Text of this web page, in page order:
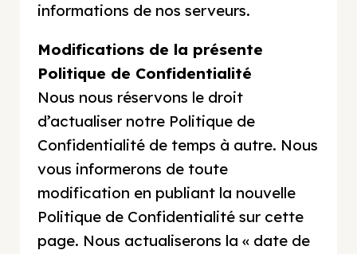
informations de nos serveurs.
Modifications de la présente
Politique de Confidentialité
Nous nous réservons le droit
d’actualiser notre Politique de
Confidentialité de temps à autre. Nous
vous informerons de toute
modification en publiant la nouvelle
Politique de Confidentialité sur cette
page. Nous actualiserons la « date de